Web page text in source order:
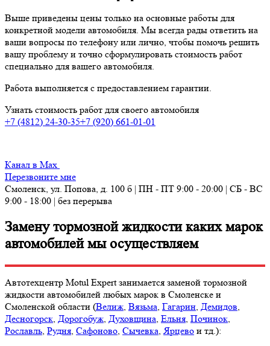
Выше приведены цены только на основные работы для
конкретной модели автомобиля. Мы всегда рады ответить на
ваши вопросы по телефону или лично, чтобы помочь решить
вашу проблему и точно сформулировать стоимость работ
специально для вашего автомобиля.
Работа выполняется с предоставлением гарантии.
Узнать стоимость работ для своего автомобиля
+7 (4812) 24-30-35+7 (920) 661-01-01
Канал в Max
Перезвоните мне
Смоленск, ул. Попова, д. 100 б | ПН - ПТ 9:00 - 20:00 | СБ - ВС
9:00 - 18:00 | без перерыва
Замену тормозной жидкости каких марок
автомобилей мы осуществляем
Автотехцентр Motul Expert занимается заменой тормозной
жидкости автомобилей любых марок в Смоленске и
Смоленской области (Велиж, Вязьма, Гагарин, Демидов,
Десногорск, Дорогобуж, Духовщина, Ельня, Починок,
Рославль, Рудня, Сафоново, Сычевка,Ярцево и тд.):